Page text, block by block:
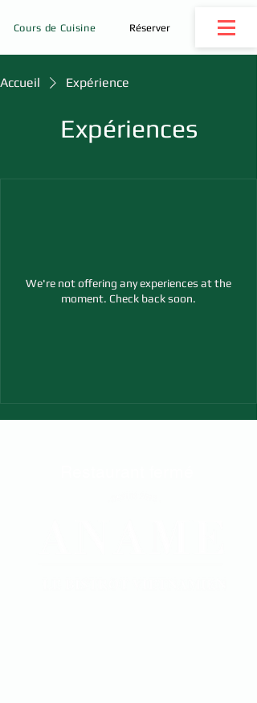
Réserver
Cours de Cuisine
Accueil Expérience
Expériences
We're not offering any experiences at the
moment. Check back soon.